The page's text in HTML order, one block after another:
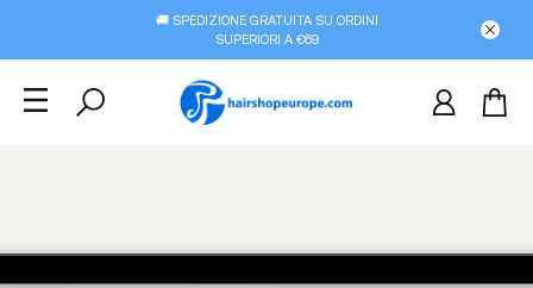
🚚 SPEDIZIONE GRATUITA SU ORDINI
SUPERIORI A €69